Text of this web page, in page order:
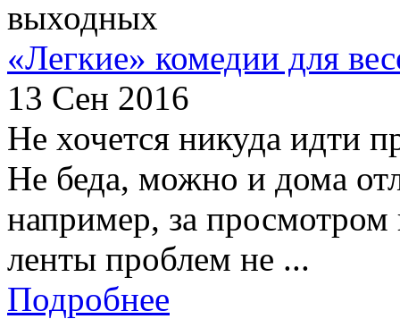
«Легкие» комедии для
13 Сен 2016
Не хочется никуда идти
Не беда, можно и дома
например, за
ленты проблем не ...
Подробнее